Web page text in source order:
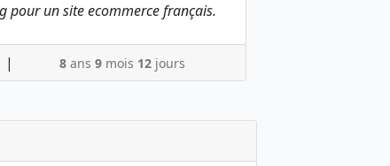
pour un site ecommerce français.
| 8ans 9mois 12jours